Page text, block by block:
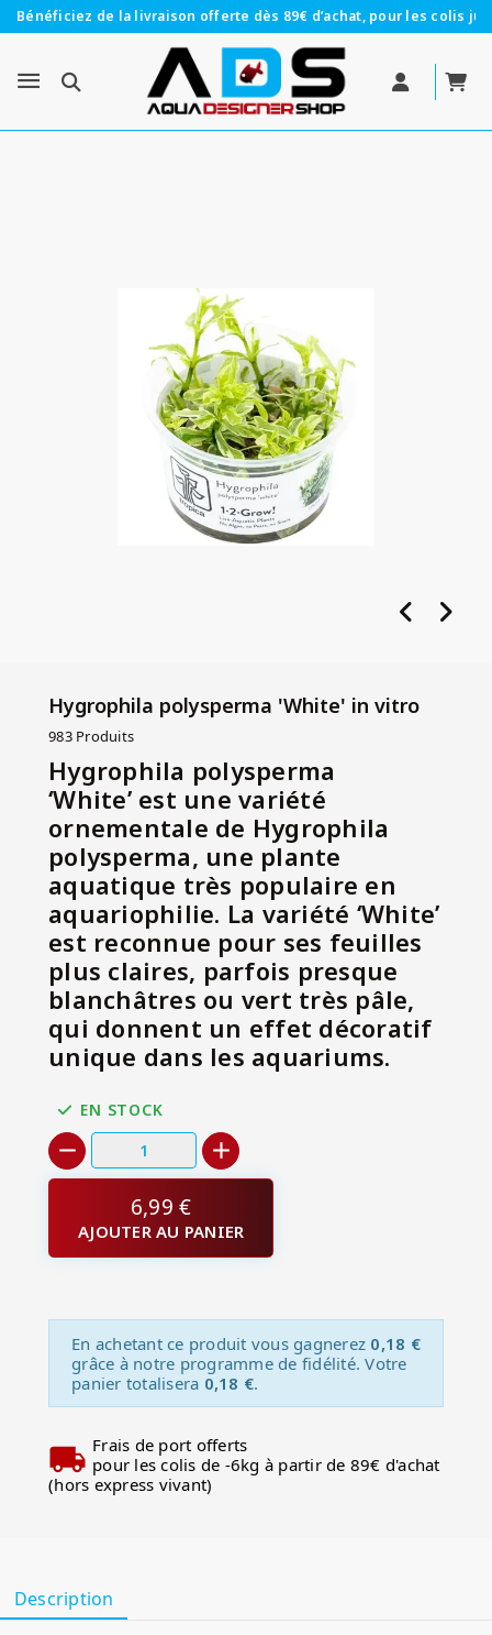
Bénéficiez de la livraison offerte dès 89€ d’achat, pour les colis
Hygrophila polysperma 'White' in vitro
983 Produits
Hygrophila polysperma
‘White’est une variété
ornementale de Hygrophila
polysperma, une plante
aquatique très populaire en
aquariophilie. La variété ‘White’
est reconnue pour ses feuilles
plus claires, parfois presque
blanchâtres ou vert très pâle,
qui donnent un effet décoratif
unique dans les aquariums.
EN STOCK
6,99 €
AJOUTER AU PANIER
En achetant ce produit vous gagnerez 0,18 €
grâce à notre programme de fidélité. Votre
panier totalisera 0,18 €.
Frais de port offerts
pour les colis de -6kg à partir de 89€ d'achat
(hors express vivant)
Description